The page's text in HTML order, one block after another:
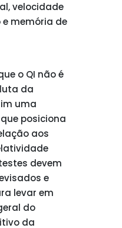
velocidade
memória de
o QI não é
da
uma
posiciona
aos
devem
e
levar em
do
da